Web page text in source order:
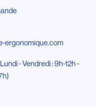
ergonomique.com
- Vendredi : 9h-12h -